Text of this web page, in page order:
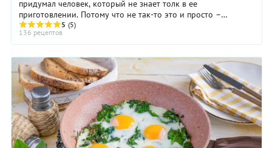
придумал человек, который не знает толк в ее
приготовлении. Потому что не так-то это и просто –
5 (5)
136 рецептов